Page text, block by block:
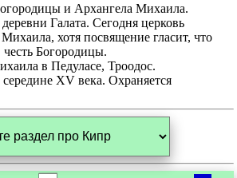
и Архангела Михаила.
Галата. Сегодня церковь
хотя посвящение гласит, что
Богородицы.
в Педуласе, Троодос.
XV века. Охраняется